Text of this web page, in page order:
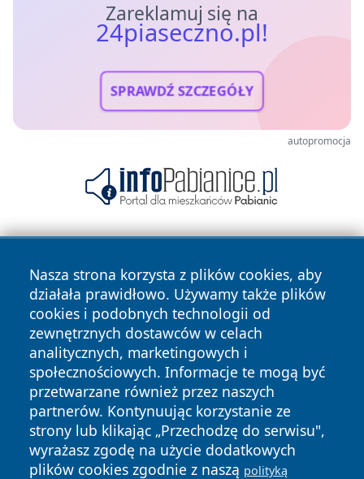
Zareklamuj się na
24piaseczno.pl!
SPRAWDŹ SZCZEGÓŁY
autopromocja
Nasza strona korzysta z plików cookies, aby
działała prawidłowo. Używamy także plików
cookies i podobnych technologii od
zewnętrznych dostawców w celach
analitycznych, marketingowych i
społecznościowych. Informacje te mogą być
przetwarzane również przez naszych
partnerów. Kontynuując korzystanie ze
strony lub klikając „Przechodzę do serwisu",
wyrażasz zgodę na użycie dodatkowych
plików cookies zgodnie z naszą polityką
Copyright © 2026 24piaseczno.pl Wszystkie prawa
zastrzeżone.
News Autorzy
Polityka
Prywatności
Polityka
Cookies